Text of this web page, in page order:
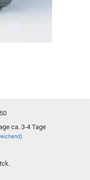
ca. 3-4 Tage